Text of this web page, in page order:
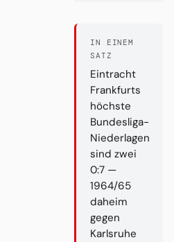
IN EINEM
SATZ
Eintracht
Frankfurts
höchste
Bundesliga-
Niederlagen
sind zwei
0:7 —
1964/65
daheim
gegen
Karlsruhe